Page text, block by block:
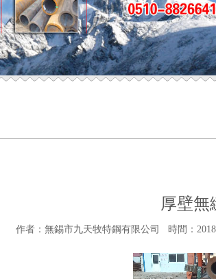
厚壁無
作者：無錫市九天牧特鋼有限公司 時間：